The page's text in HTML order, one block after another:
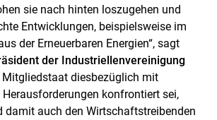
sie nach hinten loszugehen und
Entwicklungen, beispielsweise im
der Erneuerbaren Energien“, sagt
der Industriellenvereinigung
Mitgliedstaat diesbezüglich mit
konfrontiert sei,
damit auch den Wirtschaftstreibenden